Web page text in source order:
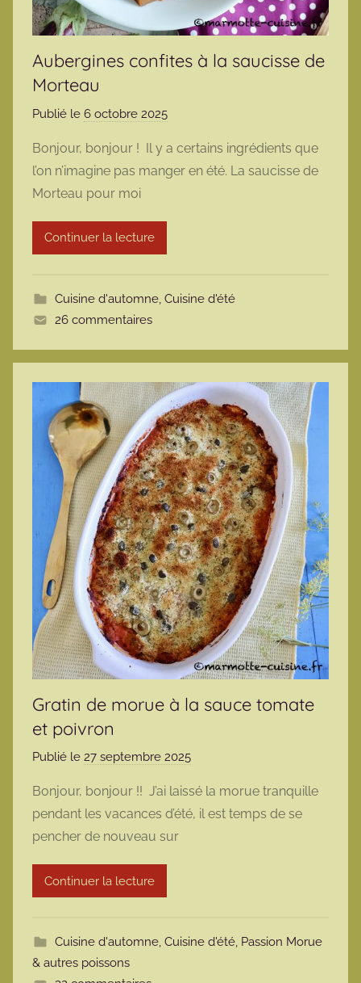
Aubergines confites à la saucisse de
Morteau
Publié le 6 octobre 2025
r
m
t
Bonjour, bonjour ! Il y a certains ingrédients que
l’on n’imagine pas manger en été. La saucisse de
Morteau pour moi
Continuer la lecture
Cuisine d'automne, Cuisine d'été
26 commentaires
Gratin de morue à la sauce tomate
et poivron
Publié le 27 septembre 2025
r
m
t
Bonjour, bonjour !! J’ai laissé la morue tranquille
pendant les vacances d’été, il est temps de se
pencher de nouveau sur
Continuer la lecture
Cuisine d'automne, Cuisine d'été, Passion Morue
& autres poissons